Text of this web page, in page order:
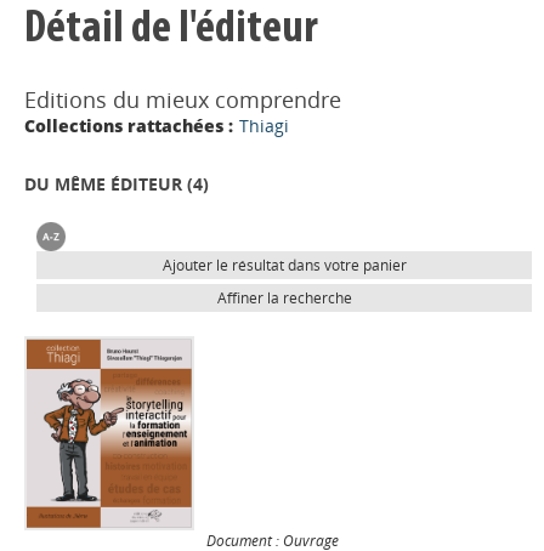
Détail de l'éditeur
Editions du mieux comprendre
Collections rattachées : Thiagi
DU MÊME ÉDITEUR (4)
Ajouter le résultat dans votre panier
Affiner la recherche
Document : Ouvrage